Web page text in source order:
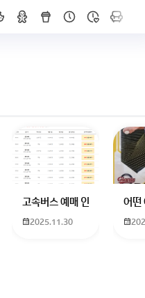
케이스가 많이 없고 프로형은 많
11월 브랜드평판에서 스타부문
제가 2027학년도 고등학교 입학
고속버스 예매 인천공항에서
2025.11.30
어떤